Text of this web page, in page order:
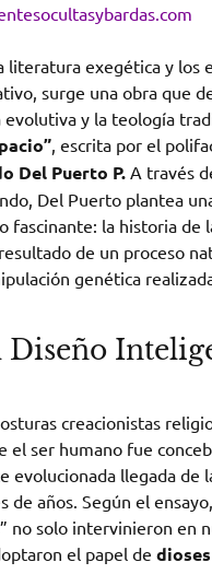
literatura exegética y los
surge una obra que
evolutiva y la teología
, escrita por el
Del Puerto P. A través
Del Puerto plantea
fascinante: la historia de
de un proceso
genética
Diseño
creacionistas
el ser humano fue
evolucionada llegada de
de años. Según el
no solo intervinieron en
el papel de